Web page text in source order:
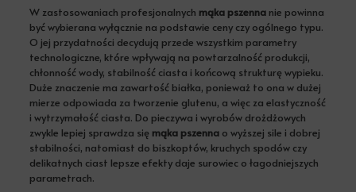
W zastosowaniach profesjonalnych mąka pszennanie powinna
być wybierana wyłącznie na podstawie ceny czy ogólnego typu.
O jej przydatności decydują przede wszystkim parametry
technologiczne, które wpływają na powtarzalność produkcji,
chłonność wody, stabilność ciasta i końcową strukturę wypieku.
Duże znaczenie ma zawartość białka, ponieważ to ona w dużej
mierze odpowiada za tworzenie glutenu, a więc za elastyczność
i wytrzymałość ciasta. Do pieczywa i wyrobów drożdżowych
zwykle lepiej sprawdza się mąka pszennao wyższej sile i dobrej
stabilności, natomiast do biszkoptów, kruchych spodów czy
delikatnych ciast lepsze efekty daje surowiec o łagodniejszych
parametrach.